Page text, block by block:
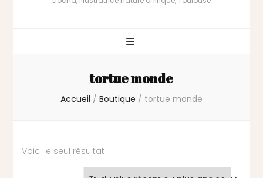
tortue monde
Accueil / Boutique / tortue monde
Voici le seul résultat